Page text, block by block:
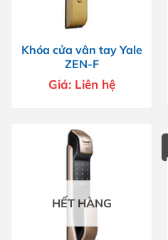
Khóa cửa vân tay Yale
ZEN-F
Giá: Liên hệ
HẾT HÀNG